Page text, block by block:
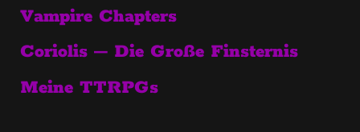
Vampire Chapters
Coriolis – Die Große Finsternis
Meine TTRPGs